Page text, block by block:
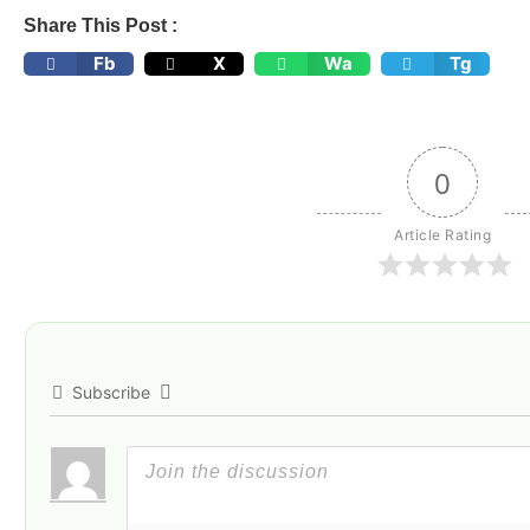
Share This Post :
Fb X Wa Tg
0
Article Rating
Subscribe